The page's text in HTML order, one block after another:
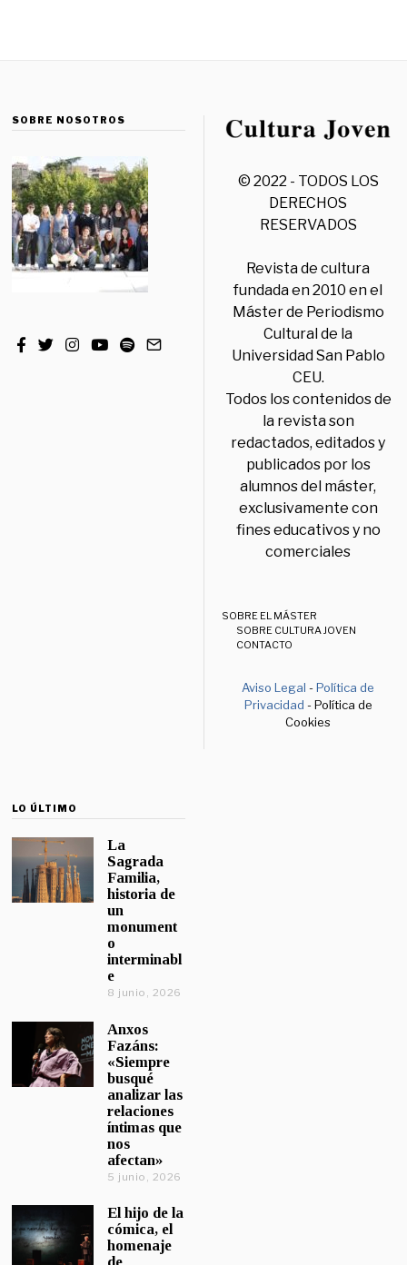
SOBRE NOSOTROS
© 2022 - TODOS LOS
DERECHOS
RESERVADOS
Revista de cultura
fundada en 2010 en el
Máster de Periodismo
Cultural de la
Universidad San Pablo
CEU.
Todos los contenidos de
la revista son
redactados, editados y
publicados por los
alumnos del máster,
exclusivamente con
fines educativos y no
comerciales
SOBRE EL MÁSTER
SOBRE CULTURA JOVEN
CONTACTO
Aviso Legal -Política de
Privacidad - Política de
Cookies
LO ÚLTIMO
La
Sagrada
Familia,
historia de
un
monument
o
interminabl
e
8 junio, 2026
Anxos
Fazáns:
«Siempre
busqué
analizar las
relaciones
íntimas que
nos
afectan»
5 junio, 2026
El hijo de la
cómica, el
homenaje